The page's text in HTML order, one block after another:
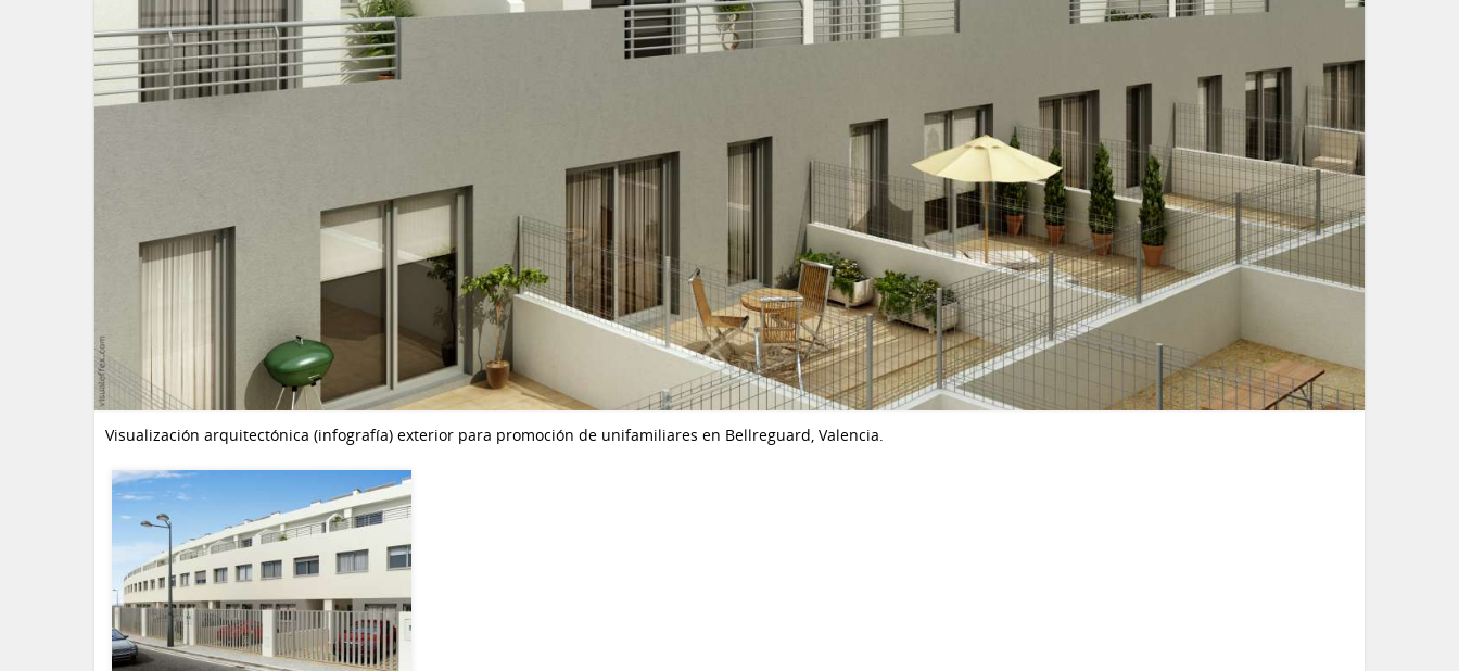
Visualización arquitectónica (infografía) exterior para promoción de unifamiliares en Bellreguard, Valencia.